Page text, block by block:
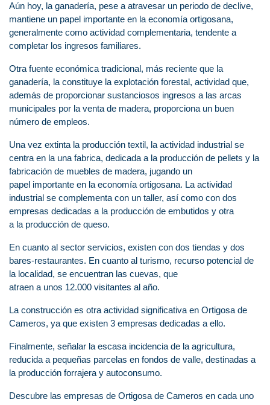
Aún hoy, la ganadería, pese a atravesar un periodo de declive,
mantiene un papel importante en la economía ortigosana,
generalmente como actividad complementaria, tendente a
completar los ingresos familiares.
Otra fuente económica tradicional, más reciente que la
ganadería, la constituye la explotación forestal, actividad que,
además de proporcionar sustanciosos ingresos a las arcas
municipales por la venta de madera, proporciona un buen
número de empleos.
Una vez extinta la producción textil, la actividad industrial se
centra en la una fabrica, dedicada a la producción de pellets y la
fabricación de muebles de madera, jugando un
papel importante en la economía ortigosana. La actividad
industrial se complementa con un taller, así como con dos
empresas dedicadas a la producción de embutidos y otra
a la producción de queso.
En cuanto al sector servicios, existen con dos tiendas y dos
bares-restaurantes. En cuanto al turismo, recurso potencial de
la localidad, se encuentran las cuevas, que
atraen a unos 12.000 visitantes al año.
La construcción es otra actividad significativa en Ortigosa de
Cameros, ya que existen 3 empresas dedicadas a ello.
Finalmente, señalar la escasa incidencia de la agricultura,
reducida a pequeñas parcelas en fondos de valle, destinadas a
la producción forrajera y autoconsumo.
Descubre las empresas de Ortigosa de Cameros en cada uno